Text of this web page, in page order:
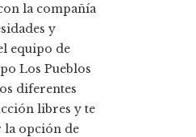
la compañía
y
equipo de
Los Pueblos
diferentes
libres y te
la opción de